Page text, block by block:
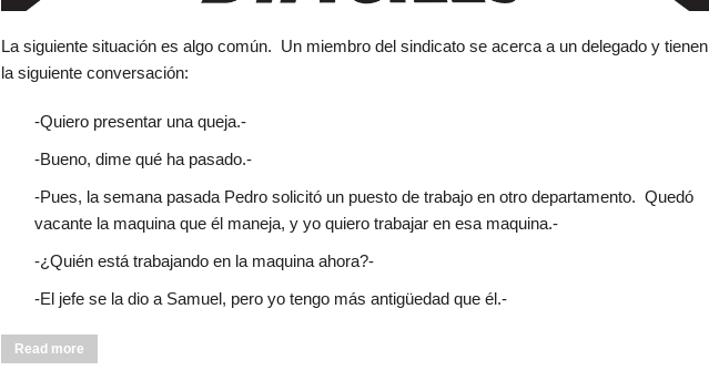
La siguiente situación es algo común. Un miembro del sindicato se acerca a un delegado y tienen
la siguiente conversación:
-Quiero presentar una queja.-
-Bueno, dime qué ha pasado.-
-Pues, la semana pasada Pedro solicitó un puesto de trabajo en otro departamento. Quedó
vacante la maquina que él maneja, y yo quiero trabajar en esa maquina.-
-¿Quién está trabajando en la maquina ahora?-
-El jefe se la dio a Samuel, pero yo tengo más antigüedad que él.-
Read more